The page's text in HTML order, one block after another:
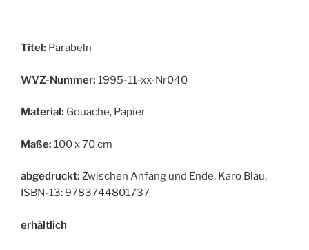
Titel: Parabeln
WVZ-Nummer: 1995-11-xx-Nr040
Material: Gouache, Papier
Maße: 100 x 70 cm
abgedruckt: Zwischen Anfang und Ende, Karo Blau,
ISBN-13: 9783744801737
erhältlich